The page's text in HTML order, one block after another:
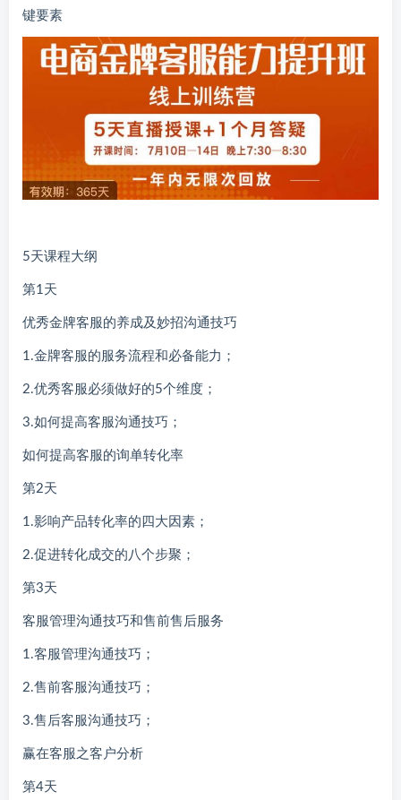
键要素
5天课程大纲
第1天
优秀金牌客服的养成及妙招沟通技巧
1.金牌客服的服务流程和必备能力；
2.优秀客服必须做好的5个维度；
3.如何提高客服沟通技巧；
如何提高客服的询单转化率
第2天
1.影响产品转化率的四大因素；
2.促进转化成交的八个步聚；
第3天
客服管理沟通技巧和售前售后服务
1.客服管理沟通技巧；
2.售前客服沟通技巧；
3.售后客服沟通技巧；
赢在客服之客户分析
第4天